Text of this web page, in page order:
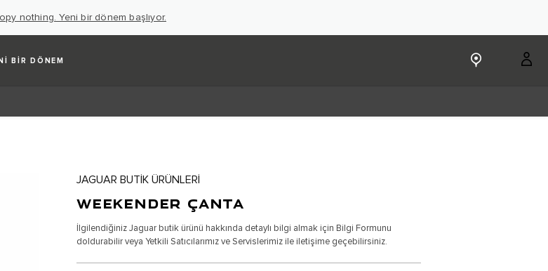
nothing. Yeni bir dönem başlıyor.
BİR DÖNEM
JAGUAR BUTİK ÜRÜNLERİ
WEEKENDER ÇANTA
İlgilendiğiniz Jaguar butik ürünü hakkında detaylı bilgi almak için Bilgi Formunu
doldurabilir veya Yetkili Satıcılarımız ve Servislerimiz ile iletişime geçebilirsiniz.